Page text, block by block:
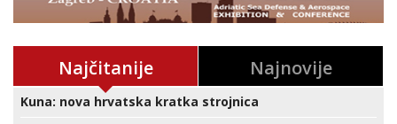
Najčitanije Najnovije
Kuna: nova hrvatska kratka strojnica